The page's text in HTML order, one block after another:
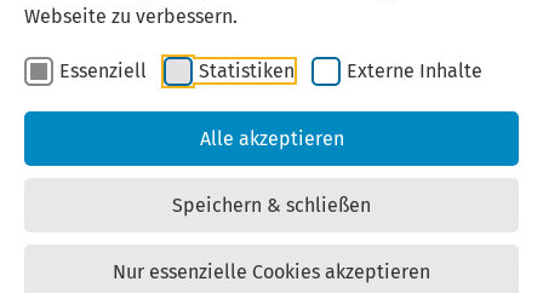
Webseite zu verbessern.
Essenziell Statistiken Externe Inhalte
Alle akzeptieren
Speichern & schließen
Nur essenzielle Cookies akzeptieren
Website externe Inhalte, um Ihnen
zusätzliche Informationen
anzubieten. Einige externe Inhalte
(z.B. Google Maps, Youtube)
können persönliche Daten (z.B. IP-
Mit der Bestätigung erklären Sie